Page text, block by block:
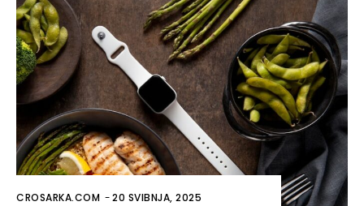
CROSARKA.COM -20 SVIBNJA, 2025